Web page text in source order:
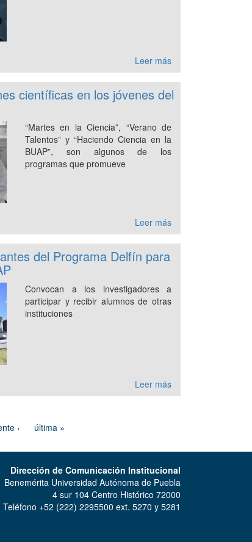
Leer más
científicas en los jóvenes del
“Martes en la Ciencia”, “Verano de
Talentos” y “Haciendo Ciencia en la
BUAP”, son algunos de los
programas que promueve
Leer más
del Programa Delfín para
Convocan a los investigadores a
participar y recibir alumnos de otras
instituciones
Leer más
› última »
Dirección de Comunicación Institucional
Benemérita Universidad Autónoma de Puebla
4 sur 104 Centro Histórico 72000
Teléfono +52 (222) 2295500 ext. 5270 y 5281